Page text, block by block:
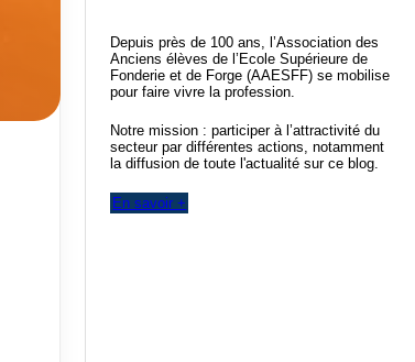
Depuis près de 100 ans, l’Association des
Anciens élèves de l’Ecole Supérieure de
Fonderie et de Forge (AAESFF) se mobilise
pour faire vivre la profession.
Notre mission : participer à l’attractivité du
secteur par différentes actions, notamment
la diffusion de toute l'actualité sur ce blog.
En savoir +